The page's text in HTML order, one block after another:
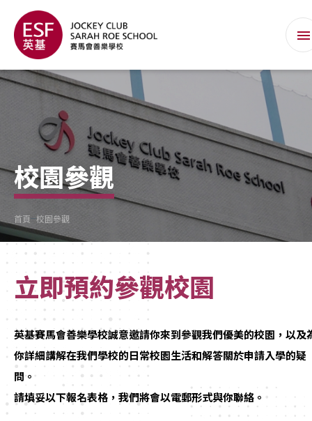
校園參觀
首頁 校園參觀
立即預約參觀校園
英基賽馬會善樂學校誠意邀請你來到參觀我們優美的校園，以及
你詳細講解在我們學校的日常校園生活和解答關於申請入學的疑
問。
請填妥以下報名表格，我們將會以電郵形式與你聯絡。